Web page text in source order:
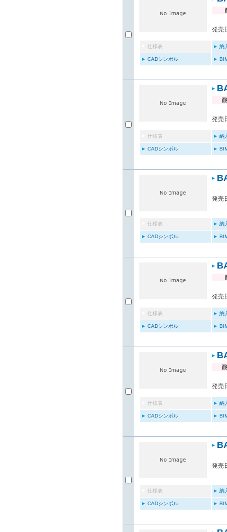
発売
仕様表 納
CADシンボル
発売
仕様表 納
CADシンボル
発売
仕様表 納
CADシンボル
発売
仕様表 納
CADシンボル
発売
仕様表 納
CADシンボル
発売
仕様表 納
CADシンボル